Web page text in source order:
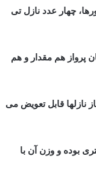
چهار عدد نازل تی
پرواز هم مقدار و هم
نازلها قابل تعویض می
بوده و وزن آن با